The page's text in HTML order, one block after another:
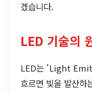
겠습니다.
LED 기술의
LED는 'Light
흐르면 빛을 발산하